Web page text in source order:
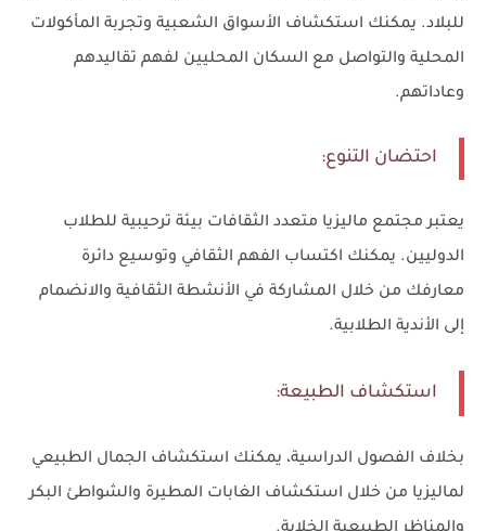
للبلاد. يمكنك استكشاف الأسواق الشعبية وتجربة المأكولات
المحلية والتواصل مع السكان المحليين لفهم تقاليدهم
وعاداتهم.
احتضان التنوع:
يعتبر مجتمع ماليزيا متعدد الثقافات بيئة ترحيبية للطلاب
الدوليين. يمكنك اكتساب الفهم الثقافي وتوسيع دائرة
معارفك من خلال المشاركة في الأنشطة الثقافية والانضمام
إلى الأندية الطلابية.
استكشاف الطبيعة:
بخلاف الفصول الدراسية، يمكنك استكشاف الجمال الطبيعي
لماليزيا من خلال استكشاف الغابات المطيرة والشواطئ البكر